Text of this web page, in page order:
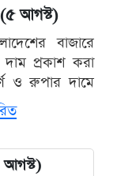
(৫ আগস্ট)
বাজারে
প্রকাশ করা
ও রুপার দামে
আগস্ট)